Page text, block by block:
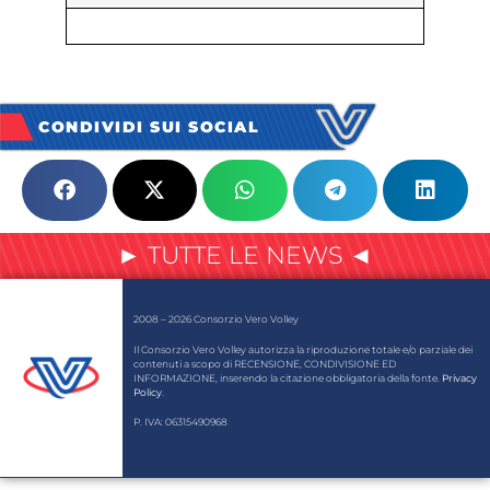
CONDIVIDI SUI SOCIAL
► TUTTE LE NEWS ◄
2008 – 2026 Consorzio Vero Volley
Il Consorzio Vero Volley autorizza la riproduzione totale e/o parziale dei
contenuti a scopo di RECENSIONE, CONDIVISIONE ED
INFORMAZIONE, inserendo la citazione obbligatoria della fonte. Privacy
Policy
P. IVA: 06315490968